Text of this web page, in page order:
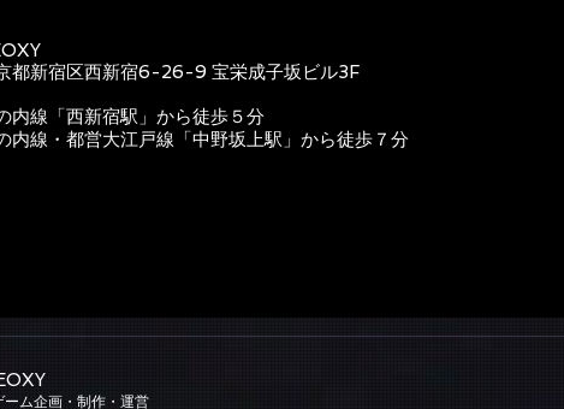
都新宿区西新宿6-26-9 宝栄成子坂ビル3F
内線「西新宿駅」から徒歩５分
内線・都営大江戸線「中野坂上駅」から徒歩７分
ーム企画・制作・運営